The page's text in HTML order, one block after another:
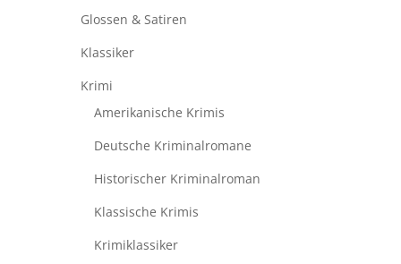
Glossen & Satiren
Klassiker
Krimi
Amerikanische Krimis
Deutsche Kriminalromane
Historischer Kriminalroman
Klassische Krimis
Krimiklassiker